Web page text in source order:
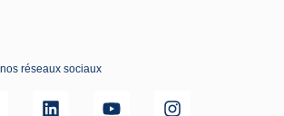
réseaux sociaux